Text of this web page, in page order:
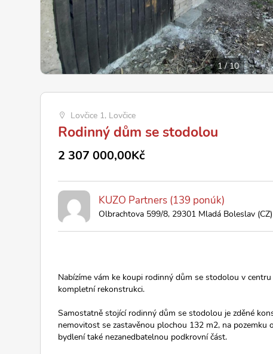
1/10
Lovčice 1, Lovčice
Rodinný dům se stodolou
2 307 000,00Kč
KUZO Partners (139 ponúk)
Olbrachtova 599/8, 29301 Mladá Boleslav (CZ)
Nabízíme vám ke koupi rodinný dům se stodolou v
kompletní rekonstrukci.
Samostatně stojící rodinný dům se stodolou je zděné
nemovitost se zastavěnou plochou 132 m2, na
bydlení také nezanedbatelnou podkrovní část.